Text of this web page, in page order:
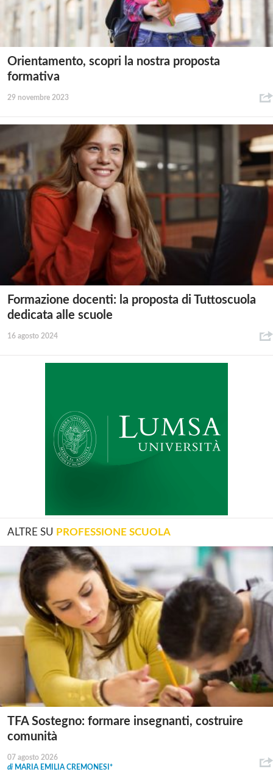
Orientamento, scopri la nostra proposta
formativa
29 novembre 2023
Formazione docenti: la proposta di Tuttoscuola
dedicata alle scuole
16 agosto 2024
ALTRE SU PROFESSIONE SCUOLA
TFA Sostegno: formare insegnanti, costruire
comunità
07 agosto 2026
di MARIA EMILIA CREMONESI*